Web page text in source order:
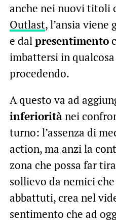
anche nei nuovi titoli
Outlast, l’ansia viene
e dalpresentimento
imbattersi in
procedendo.
A questo va ad
inferioritànei
turno: l’assenza di
action, ma anzi la
zona che possa far
sollievo da nemici
abbattuti, crea nel
sentimento che ad